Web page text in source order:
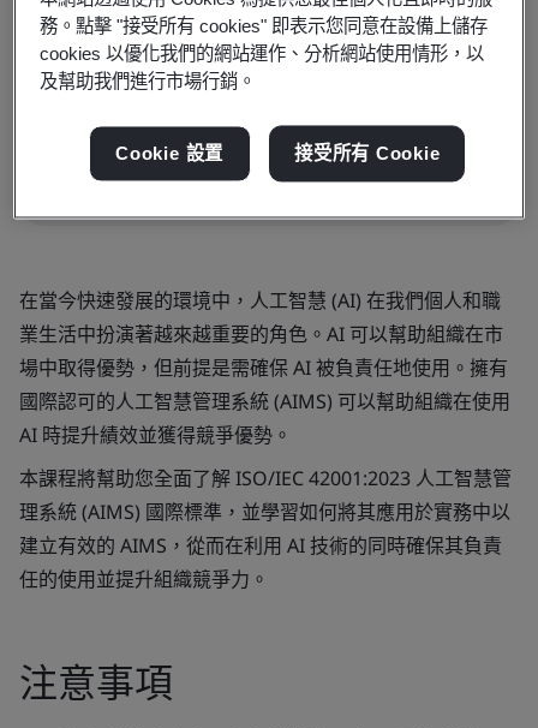
NT$5000
立即報名
在當今快速發展的環境中，人工智慧 (AI) 在我們個人和職
業生活中扮演著越來越重要的角色。AI 可以幫助組織在市
場中取得優勢，但前提是需確保 AI 被負責任地使用。擁有
國際認可的人工智慧管理系統 (AIMS) 可以幫助組織在使用
AI 時提升績效並獲得競爭優勢。
本課程將幫助您全面了解 ISO/IEC 42001:2023 人工智慧管
理系統 (AIMS) 國際標準，並學習如何將其應用於實務中以
建立有效的 AIMS，從而在利用 AI 技術的同時確保其負責
任的使用並提升組織競爭力。
注意事項
務。點擊 "接受所有 cookies" 即表示您同意在設備上儲存
cookies 以優化我們的網站運作、分析網站使用情形，以
及幫助我們進行市場行銷。
Cookie 設置 接受所有 Cookie